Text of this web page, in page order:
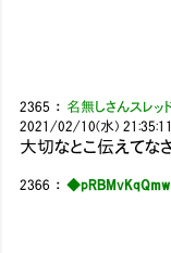
2365 ： 名無しさんスレ
2021/02/10(水)
大切なとこ伝えてな
2366 ：